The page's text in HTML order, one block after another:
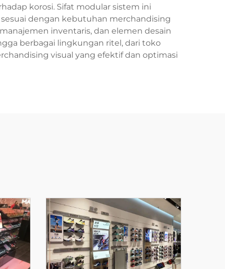
korosi. Sifat modular sistem ini
dengan kebutuhan merchandising
inventaris, dan elemen desain
berbagai lingkungan ritel, dari toko
visual yang efektif dan optimasi